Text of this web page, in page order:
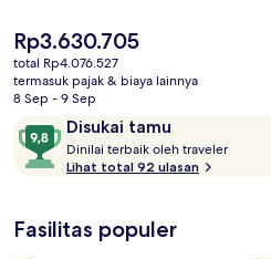
Harga
saat
ini
Rp3.630.705
Rp3.630.705
total Rp4.076.527
termasuk pajak & biaya lainnya
8 Sep - 9 Sep
Ulasan Disukai tamu
9,8
dari
10,
tamu
Dinilai terbaik oleh traveler
Lihat total 92 ulasan
Fasilitas populer